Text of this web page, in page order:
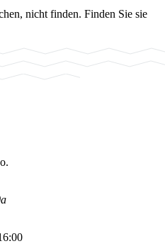
nicht finden. Finden Sie sie